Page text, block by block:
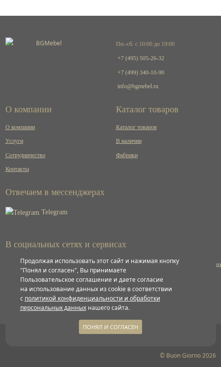
Пн.-сб. с 10:00 до 19:00
+7 (495) 505-26-32
+7 (499) 340-10-90
info@bgmebel.ru
О компании
О компании
Услуги
Сотрудничество
Контакты
Каталог товаров
Каталог товаров
В наличии
Фабрики
Отвечаем в мессенджерах
Telegram
В социальных сетях и сервисах
ВКонтакте
Яндекс
© Buon Giorno 2026
Продолжая использовать этот сайт и нажимая кнопку
"Понял и согласен", Вы принимаете
Пользовательское соглашение и даете согласие
на использование данных из cookie в соответствии
с политикой конфиденциальности и обработки
персональных данныхнашего сайта.
ПОНЯЛ И СОГЛАСЕН